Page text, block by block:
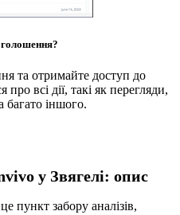
та отримайте доступ до
всі дії, такі як перегляди,
багато іншого.
у Звягелі: опис
пункт забору аналізів,